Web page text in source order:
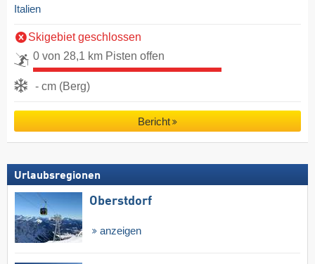
Italien
Skigebiet geschlossen
0 von 28,1 km Pisten offen
- cm (Berg)
Bericht
Urlaubsregionen
Oberstdorf
anzeigen